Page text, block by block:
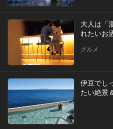
大人は「
れたいお
グルメ
伊豆でし
たい絶景